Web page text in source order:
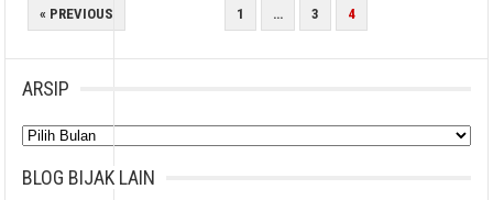
PAGINASI
« PREVIOUS 1 … 3 4
ARSIP
Arsip
BLOG BIJAK LAIN